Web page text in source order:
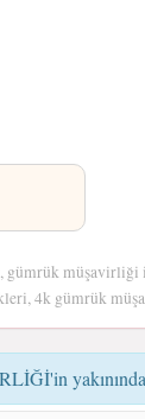
gümrük müşavirliği
4k gümrük